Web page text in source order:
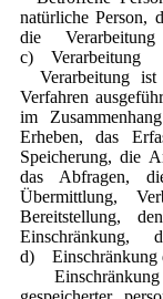
natürliche Person,
die
c) Verarbeitung
Verarbeitung ist
Verfahren
im
Erheben, das
Speicherung, die
das Abfragen,
Übermittlung,
Bereitstellung,
d) Einschränkung